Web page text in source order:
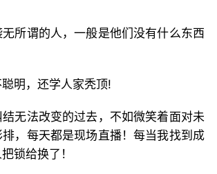
所谓的人，一般是他们没有什么东西
明，还学人家秃顶!
无法改变的过去，不如微笑着面对未
，每天都是现场直播！每当我找到成
锁给换了！